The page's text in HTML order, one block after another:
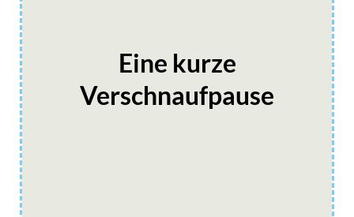
Eine kurze
Verschnaufpause